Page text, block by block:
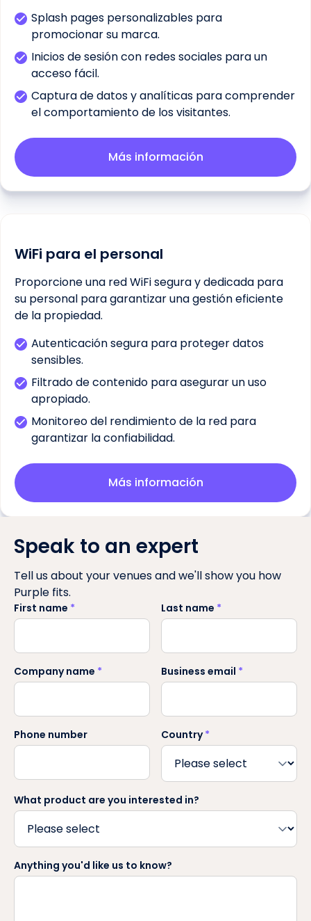
Splash pages personalizables para
promocionar su marca.
Inicios de sesión con redes sociales para un
acceso fácil.
Captura de datos y analíticas para comprender
el comportamiento de los visitantes.
Más información
WiFi para el personal
Proporcione una red WiFi segura y dedicada para
su personal para garantizar una gestión eficiente
de la propiedad.
Autenticación segura para proteger datos
sensibles.
Filtrado de contenido para asegurar un uso
apropiado.
Monitoreo del rendimiento de la red para
garantizar la confiabilidad.
Más información
Speak to an expert
Tell us about your venues and we'll show you how
Purple fits.
First name * Last name *
Company name * Business email *
Phone number Country*
What product are you interested in?
Anything you'd like us to know?